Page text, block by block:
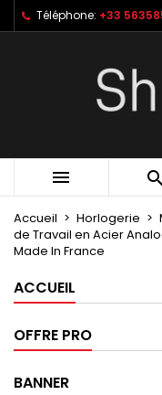
Téléphone: +33

Accueil Horlogerie
de Travail en Acier
Made In France
ACCUEIL
OFFRE PRO
BANNER
My wishlists
Create new list
Créer une
Nom de la liste
Connexion
Vous devez être
à votre liste